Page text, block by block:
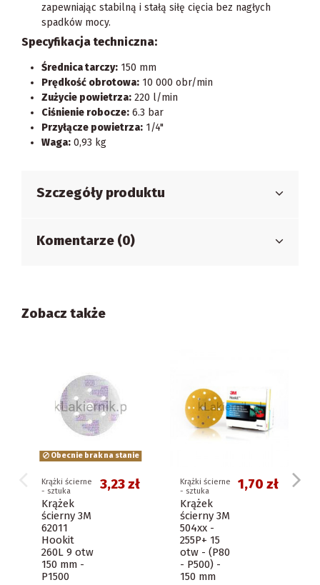
zapewniając stabilną i stałą siłę cięcia bez nagłych
spadków mocy.
Specyfikacja techniczna:
Średnica tarczy: 150 mm
Prędkość obrotowa: 10 000 obr/min
Zużycie powietrza: 220 l/min
Ciśnienie robocze: 6.3 bar
Przyłącze powietrza: 1/4"
Waga: 0,93 kg
Szczegóły produktu
Komentarze (0)
Zobacz także
Obecnie brak na stanie
Krążki ścierne
- sztuka
Krążek
ścierny 3M
62011
Hookit
260L 9 otw
150 mm -
P1500
3,23 zł
Krążki ścierne
- sztuka
Krążek
ścierny 3M
504xx -
255P+ 15
otw - (P80
- P500) -
150 mm
1,70 zł